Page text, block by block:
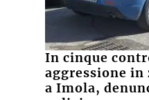
In cinque
aggressione in
a Imola,